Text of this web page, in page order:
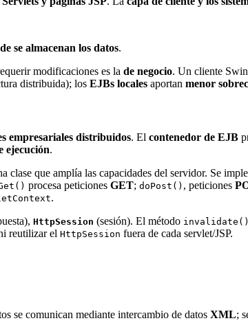
se almacenan los datos.
modificaciones es la de negocio. Un cliente
distribuida); los EJBs locales aportan menor
empresariales distribuidos. El contenedor de EJB
ejecución.
clase que amplía las capacidades del servidor. Se
procesa peticiones GET; doPost() , peticiones
.
HttpSession (sesión). El método invalidate()
reutilizar el HttpSession fuera de cada servlet/JSP.
se comunican mediante intercambio de datos XML;